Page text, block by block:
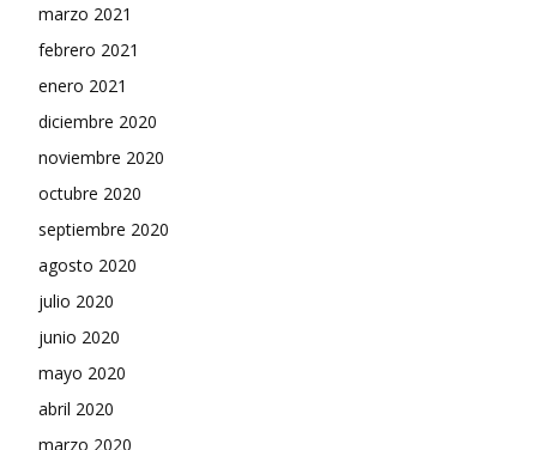
marzo 2021
febrero 2021
enero 2021
diciembre 2020
noviembre 2020
octubre 2020
septiembre 2020
agosto 2020
julio 2020
junio 2020
mayo 2020
abril 2020
marzo 2020